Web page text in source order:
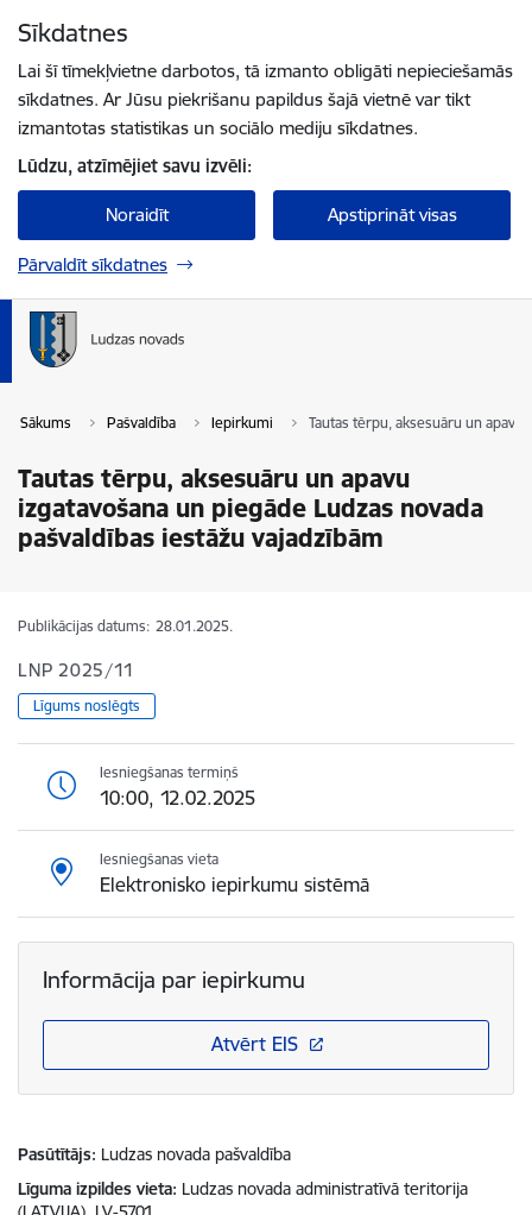
Sīkdatnes
Lai šī tīmekļvietne darbotos, tā izmanto obligāti nepieciešamās
sīkdatnes. Ar Jūsu piekrišanu papildus šajā vietnē var tikt
izmantotas statistikas un sociālo mediju sīkdatnes.
Lūdzu, atzīmējiet savu izvēli:
Noraidīt Apstiprināt visas
Pārvaldīt sīkdatnes
Sākums Pašvaldība Iepirkumi Tautas tērpu, aksesuāru un apavu
Tautas tērpu, aksesuāru un apavu
izgatavošana un piegāde Ludzas novada
pašvaldības iestāžu vajadzībām
Publikācijas datums: 28.01.2025.
LNP 2025/11
Līgums noslēgts
Iesniegšanas termiņš
10:00, 12.02.2025
Iesniegšanas vieta
Elektronisko iepirkumu sistēmā
Informācija par iepirkumu
Atvērt EIS
Pasūtītājs Ludzas novada pašvaldība
Līguma izpildes vieta Ludzas novada administratīvā teritorija